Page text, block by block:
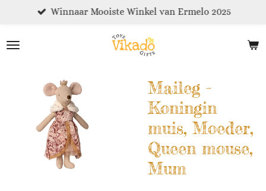
naar
Winnaar Mooiste Winkel van Ermelo 2025
Maileg -
Koningin
muis, Moeder,
Queen mouse,
Mum